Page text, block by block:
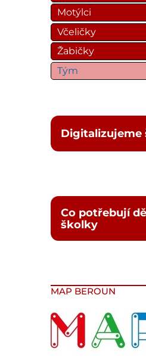
Motýlci
Včeličky
Žabičky
Tým
Digitalizujeme
Co potřebují
školky
MAP BEROUN